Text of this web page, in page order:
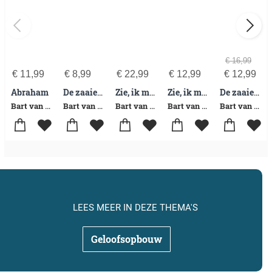
€11,99
Abraham
Bart van Nes
€8,99
De zaaier, de koning en de erfgenaam
Bart van Nes
€ 22,99
Zie, ik maak alle dingen nieuw
Bart van Nes
€ 12,99
Zie, ik maak alle dingen nieuw
Bart van Nes
€16,99
€12,99
De zaaier, de koning en de erfgenaam
Bart van Nes
Geloofsopbouw
LEES MEER IN DEZE THEMA'S